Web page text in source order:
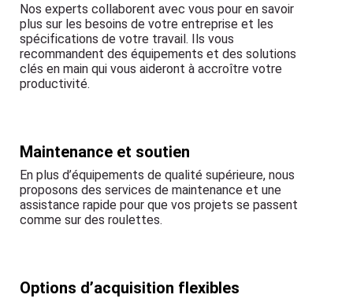
Nos experts collaborent avec vous pour en savoir
plus sur les besoins de votre entreprise et les
spécifications de votre travail. Ils vous
recommandent des équipements et des solutions
clés en main qui vous aideront à accroître votre
productivité.
Maintenance et soutien
En plus d’équipements de qualité supérieure, nous
proposons des services de maintenance et une
assistance rapide pour que vos projets se passent
comme sur des roulettes.
Options d’acquisition flexibles